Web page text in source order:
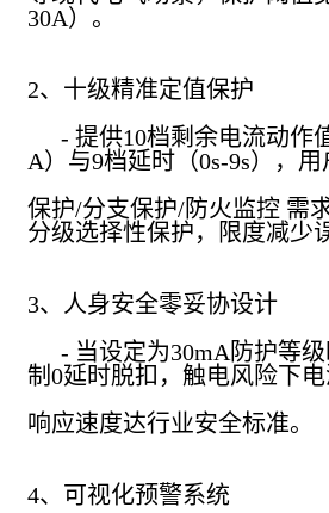
30A）。
2、十级精准定值保护
- 提供10档剩余电流动作
A）与9档延时（0s-9s），
保护/分支保护/防火监控 需
分级选择性保护，限度减少
3、人身安全零妥协设计
- 当设定为30mA防护等
制0延时脱扣，触电风险下电
响应速度达行业安全标准。
4、可视化预警系统